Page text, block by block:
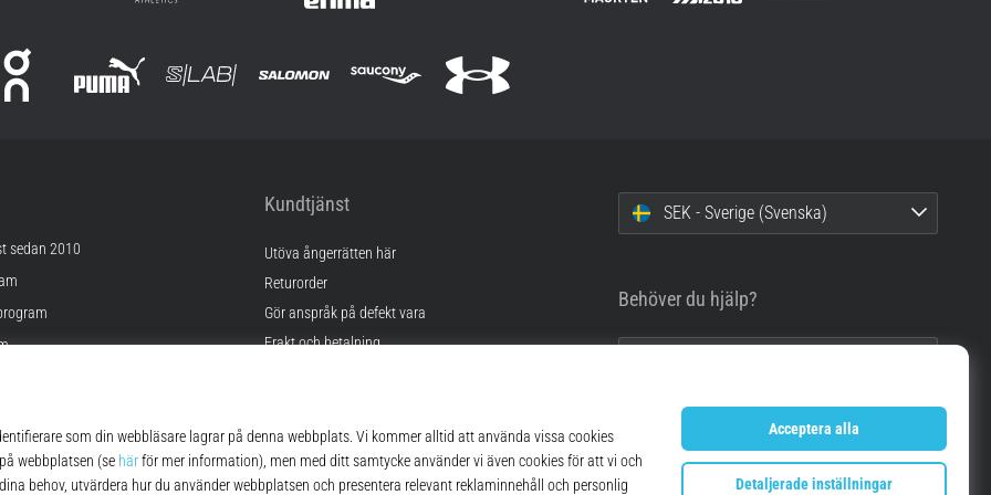
sedan 2010
Kundtjänst
Utöva ångerrätten här
Returorder
Gör anspråk på defekt vara
Frakt och betalning
FAQ
Sekretesspolicy
SEK - Sverige (Svenska)
Behöver du hjälp?